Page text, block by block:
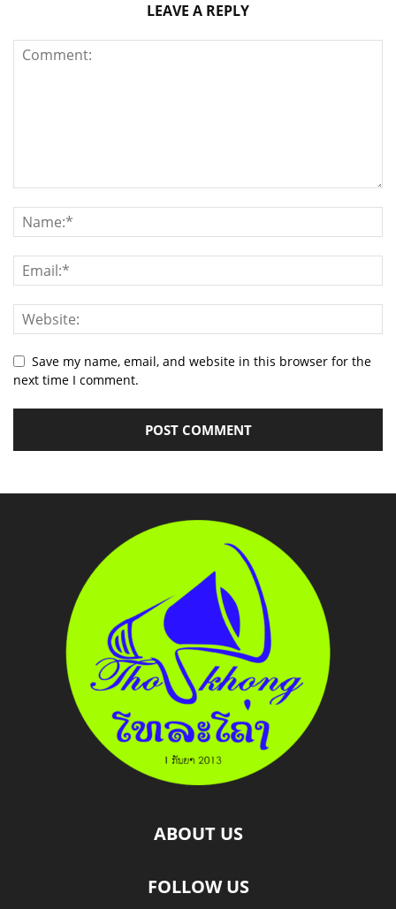
LEAVE A REPLY
Save my name, email, and website in this browser for the
next time I comment.
ABOUT US
FOLLOW US